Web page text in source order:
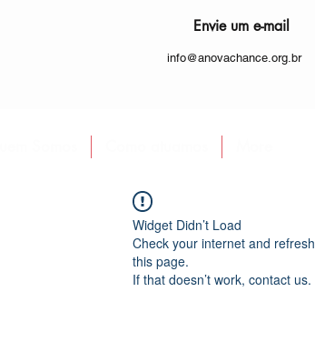
Envie um e-mail
info@anovachance.org.br
Widget Didn’t Load
Check your internet and refresh
this page.
If that doesn’t work, contact us.